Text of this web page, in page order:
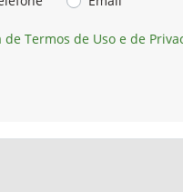
de Termos de Uso e de